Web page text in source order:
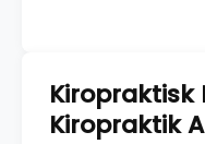
Kiropraktisk
Kiropraktik